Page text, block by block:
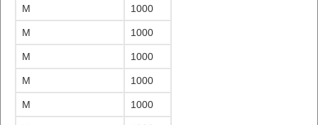
M 1000
M 1000
M 1000
M 1000
M 1000